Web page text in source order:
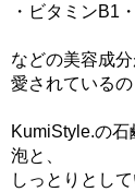
・ビタミンB1
などの美容成
愛されているの
KumiStyle.の
泡と、
しっとりとし